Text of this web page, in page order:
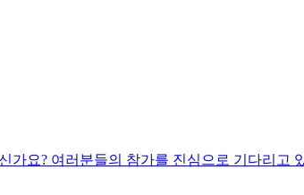
요? 여러분들의 참가를 진심으로 기다리고